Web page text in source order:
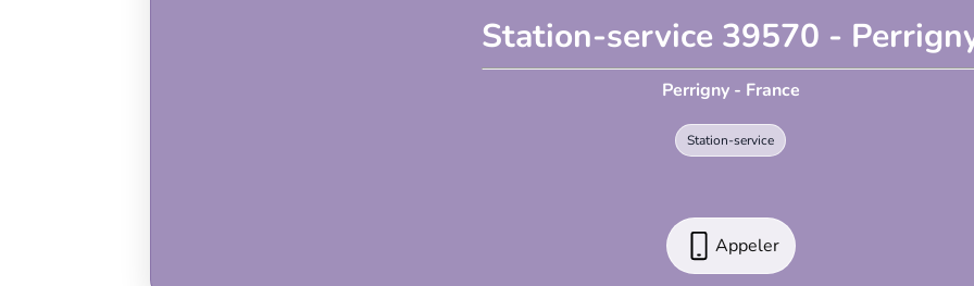
Station-service 39570 -
Perrigny - France
Station-service
Appeler